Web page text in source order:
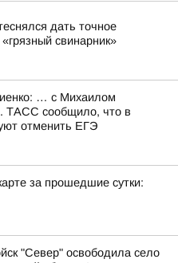
дать точное
свинарник»
… с Михаилом
ТАСС сообщило, что в
отменить ЕГЭ
за прошедшие сутки:
"Север" освободила село